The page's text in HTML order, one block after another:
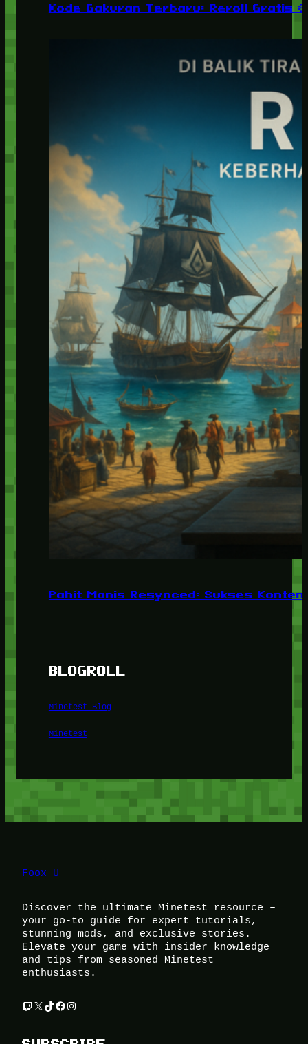
Kode Gakuran Terbaru: Reroll Gratis
Pahit Manis Resynced: Sukses
BLOGROLL
Minetest Blog
Minetest
Foox U
Discover the ultimate Minetest resource –
your go-to guide for expert tutorials,
stunning mods, and exclusive stories.
Elevate your game with insider knowledge
and tips from seasoned Minetest
enthusiasts.
Twitch X TikTok Facebook Instagram